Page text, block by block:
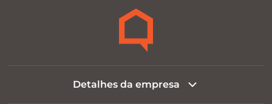
Detalhes da empresa